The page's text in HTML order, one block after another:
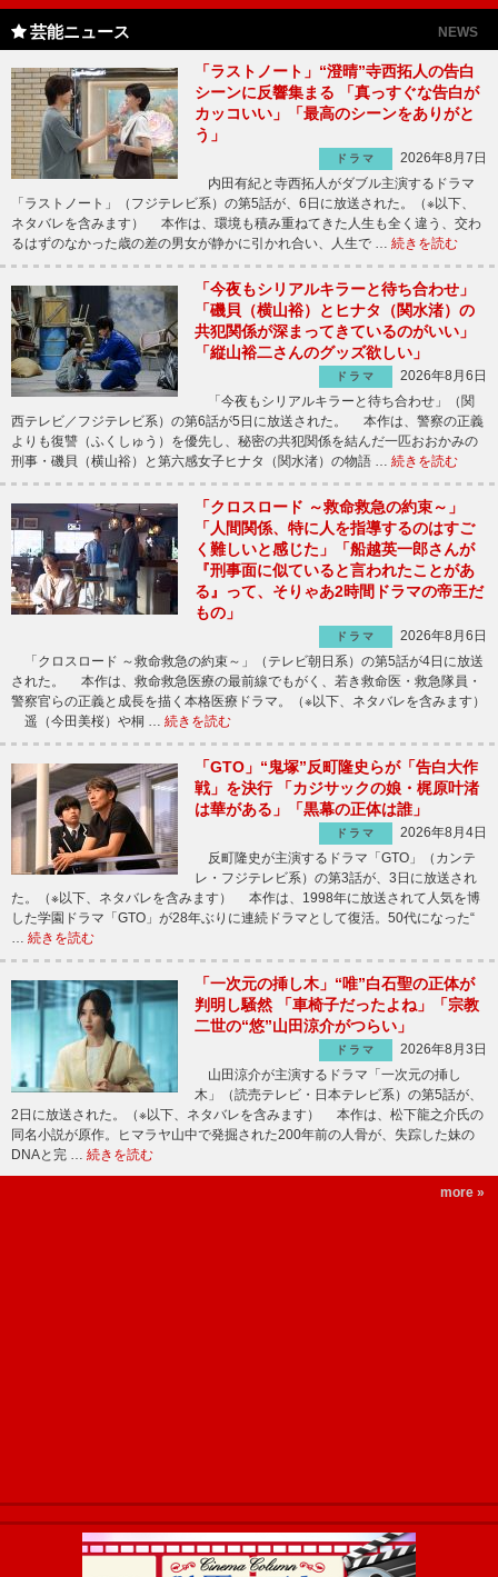
芸能ニュース NEWS
「ラストノート」“澄晴”寺西拓人の告白
シーンに反響集まる 「真っすぐな告白が
カッコいい」「最高のシーンをありがと
う」
ドラマ
2026年8月7日
内田有紀と寺西拓人がダブル主演するドラマ
「ラストノート」（フジテレビ系）の第5話が、6日に放送された。（※以下、
ネタバレを含みます） 本作は、環境も積み重ねてきた人生も全く違う、交わ
るはずのなかった歳の差の男女が静かに引かれ合い、人生で … 続きを読む
「今夜もシリアルキラーと待ち合わせ」
「磯貝（横山裕）とヒナタ（関水渚）の
共犯関係が深まってきているのがいい」
「縦山裕二さんのグッズ欲しい」
ドラマ
2026年8月6日
「今夜もシリアルキラーと待ち合わせ」（関
西テレビ／フジテレビ系）の第6話が5日に放送された。 本作は、警察の正義
よりも復讐（ふくしゅう）を優先し、秘密の共犯関係を結んだ一匹おおかみの
刑事・磯貝（横山裕）と第六感女子ヒナタ（関水渚）の物語 … 続きを読む
「クロスロード ～救命救急の約束～」
「人間関係、特に人を指導するのはすご
く難しいと感じた」「船越英一郎さんが
『刑事面に似ていると言われたことがあ
る』って、そりゃあ2時間ドラマの帝王だ
もの」
ドラマ
2026年8月6日
「クロスロード ～救命救急の約束～」（テレビ朝日系）の第5話が4日に放送
された。 本作は、救命救急医療の最前線でもがく、若き救命医・救急隊員・
警察官らの正義と成長を描く本格医療ドラマ。（※以下、ネタバレを含みます）
遥（今田美桜）や桐 … 続きを読む
「GTO」“鬼塚”反町隆史らが「告白大作
戦」を決行 「カジサックの娘・梶原叶渚
は華がある」「黒幕の正体は誰」
ドラマ
2026年8月4日
反町隆史が主演するドラマ「GTO」（カンテ
レ・フジテレビ系）の第3話が、3日に放送され
た。（※以下、ネタバレを含みます） 本作は、1998年に放送されて人気を博
した学園ドラマ「GTO」が28年ぶりに連続ドラマとして復活。50代になった“
… 続きを読む
「一次元の挿し木」“唯”白石聖の正体が
判明し騒然 「車椅子だったよね」「宗教
二世の“悠”山田涼介がつらい」
ドラマ
2026年8月3日
山田涼介が主演するドラマ「一次元の挿し
木」（読売テレビ・日本テレビ系）の第5話が、
2日に放送された。（※以下、ネタバレを含みます） 本作は、松下龍之介氏の
同名小説が原作。ヒマラヤ山中で発掘された200年前の人骨が、失踪した妹の
DNAと完 … 続きを読む
more »